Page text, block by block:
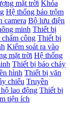
mặt trời Khóa
Hệ thống báo trộm
camera Bộ lưu điện
minh Thiết bị
công Thiết bị
Kiểm soát ra vào
mặt trời Hệ thống
Thiết bị báo cháy
hình Thiết bị văn
chiếu Truyền
lao động Thiết bị
tiện ích